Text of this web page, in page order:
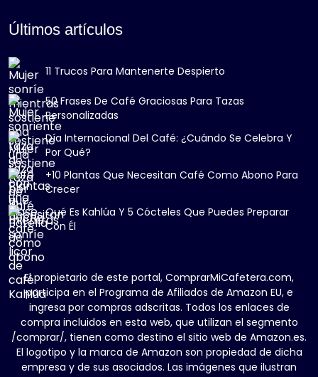
Últimos artículos
11 Trucos Para Mantenerte Despierto
50 Frases De Café Graciosas Para Tazas
Personalizadas
Día Internacional Del Café: ¿Cuándo Se Celebra Y
Por Qué?
+10 Plantas Que Necesitan Café Como Abono Para
Crecer
Qué Es Kahlúa Y 5 Cócteles Que Puedes Preparar
Con Él
El propietario de este portal, ComprarMiCafetera.com,
participa en el Programa de Afiliados de Amazon EU, e
ingresa por compras adscritas. Todos los enlaces de
compra incluidos en esta web, que utilizan el segmento
/comprar/, tienen como destino el sitio web de Amazon.es.
El logotipo y la marca de Amazon son propiedad de dicha
empresa y de sus asociados. Las imágenes que ilustran